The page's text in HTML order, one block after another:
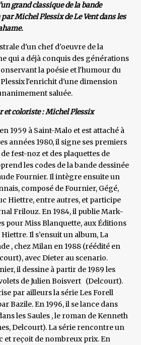
grand classique de la bande
Michel Plessix de Le Vent dans les
d'un chef d'oeuvre de la
qui a déjà conquis des générations
la poésie et l'humour du
l'enrichit d'une dimension
saluée.
et coloriste : Michel Plessix
1959 à Saint-Malo et est attaché à
années 1980, il signe ses premiers
fest-noz et des plaquettes de
les codes de la bande dessinée
Fournier. Il intègre ensuite un
composé de Fournier, Gégé,
Hiettre, entre autres, et participe
Frilouz. En 1984, il publie Mark-
pour Miss Blanquette, aux Éditions
Il s’ensuit un album, La
, chez Milan en 1988 (réédité en
avec Dieter au scenario.
il dessine à partir de 1989 les
de Julien Boisvert (Delcourt).
par ailleurs la série Les Forell
Bazile. En 1996, il se lance dans
les Saules , le roman de Kenneth
Delcourt). La série rencontre un
et reçoit de nombreux prix. En